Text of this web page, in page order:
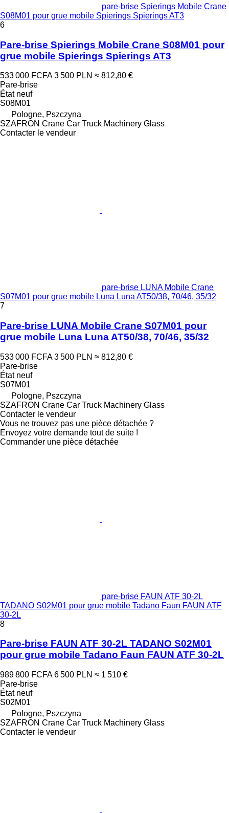
pare-brise Spierings Mobile Crane
S08M01 pour grue mobile Spierings Spierings AT3
6
Pare-brise Spierings Mobile Crane S08M01 pour
grue mobile Spierings Spierings AT3
533 000 FCFA 3 500 PLN ≈ 812,80 €
Pare-brise
Étatneuf
S08M01
Pologne, Pszczyna
SZAFRON Crane Car Truck Machinery Glass
Contacter le vendeur
pare-brise LUNA Mobile Crane
S07M01 pour grue mobile Luna Luna AT50/38, 70/46, 35/32
7
Pare-brise LUNA Mobile Crane S07M01 pour
grue mobile Luna Luna AT50/38, 70/46, 35/32
533 000 FCFA 3 500 PLN ≈ 812,80 €
Pare-brise
Étatneuf
S07M01
Pologne, Pszczyna
SZAFRON Crane Car Truck Machinery Glass
Contacter le vendeur
Vous ne trouvez pas une pièce détachée ?
Envoyez votre demande tout de suite !
Commander une pièce détachée
pare-brise FAUN ATF 30-2L
TADANO S02M01 pour grue mobile Tadano Faun FAUN ATF
30-2L
8
Pare-brise FAUN ATF 30-2L TADANO S02M01
pour grue mobile Tadano Faun FAUN ATF 30-2L
989 800 FCFA 6 500 PLN ≈ 1 510 €
Pare-brise
Étatneuf
S02M01
Pologne, Pszczyna
SZAFRON Crane Car Truck Machinery Glass
Contacter le vendeur